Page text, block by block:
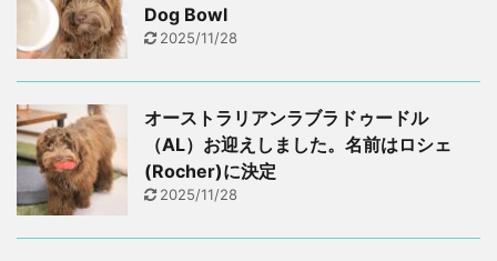
Dog Bowl
2025/11/28
オーストラリアンラブラドゥードル
（AL）お迎えしました。名前はロシェ
(Rocher)に決定
2025/11/28